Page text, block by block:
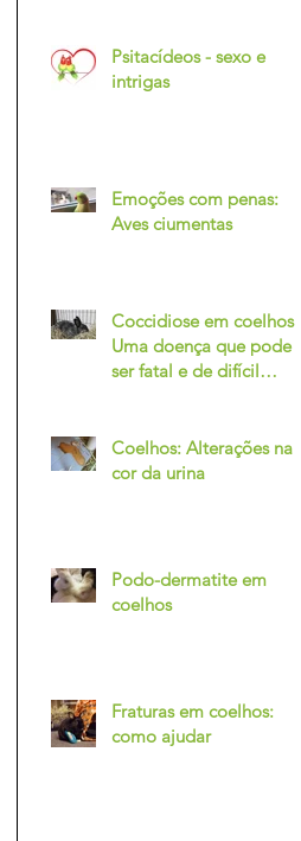
Psitacídeos - sexo e
intrigas
Emoções com penas:
Aves ciumentas
Coccidiose em coelhos -
Uma doença que pode
ser fatal e de difícil
Coelhos: Alterações na
cor da urina
Podo-dermatite em
coelhos
Fraturas em coelhos:
como ajudar